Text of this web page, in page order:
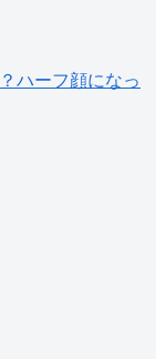
ハーフ顔になっ